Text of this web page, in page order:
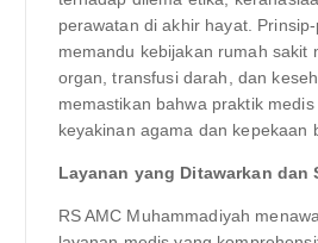
perawatan di akhir hayat.
memandu kebijakan rumah sakit
organ, transfusi darah, dan
memastikan bahwa praktik
keyakinan agama dan kepekaan
Layanan yang Ditawarkan dan
RS AMC Muhammadiyah